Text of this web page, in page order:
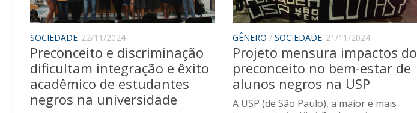
SOCIEDADE 22/11/2024
Preconceito e discriminação
dificultam integração e êxito
acadêmico de estudantes
negros na universidade
GÊNERO / SOCIEDADE 21/11/2024
Projeto mensura impactos do
preconceito no bem-estar de
alunos negros na USP
A USP (de São Paulo), a maior e mais